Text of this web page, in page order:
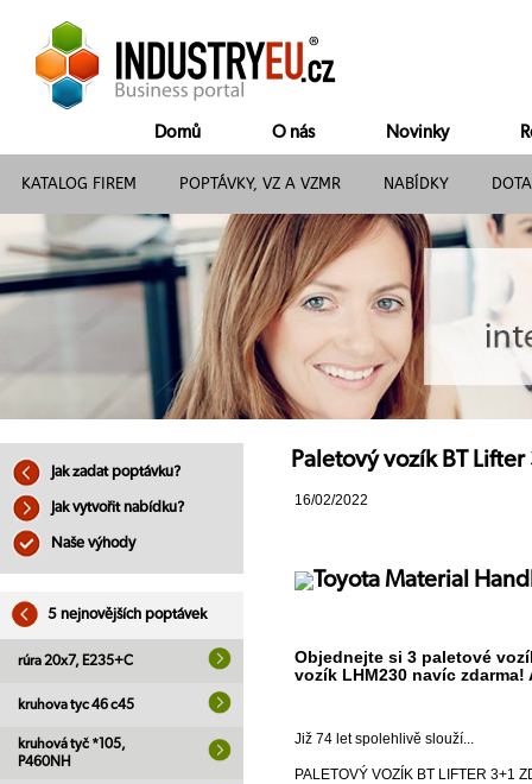
Domů O nás Novinky
KATALOG FIREM POPTÁVKY, VZ A VZMR NABÍDKY
Jak zadat poptávku?
Jak vytvořit nabídku?
Naše výhody
5 nejnovějších poptávek
rúra 20x7, E235+C
kruhova tyc 46 c45
kruhová tyč *105,
P460NH
Paletový vozík BT
16/02/2022
Objednejte si 3 paletové
vozík LHM230 navíc zdarma!
Již 74 let spolehlivě slouží...
PALETOVÝ VOZÍK BT LIFTER 3+1